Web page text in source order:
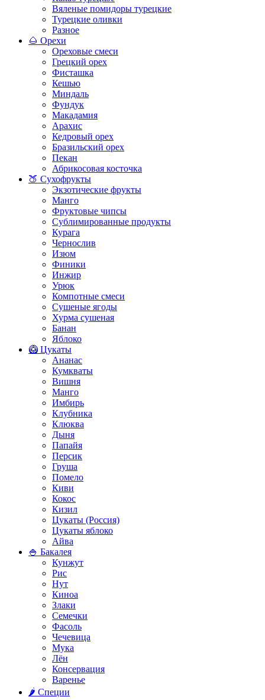
Вяленые помидоры турецкие
Турецкие оливки
Разное
🌰 Орехи
Ореховые смеси
Грецкий орех
Фисташка
Кешью
Миндаль
Фундук
Макадамия
Арахис
Кедровый орех
Бразильский орех
Пекан
Абрикосовая косточка
🍑 Сухофрукты
Экзотические фрукты
Манго
Фруктовые чипсы
Сублимированные продукты
Курага
Чернослив
Изюм
Финики
Инжир
Урюк
Компотные смеси
Сушеные ягоды
Хурма сушеная
Банан
Яблоко
🥝 Цукаты
Ананас
Кумкваты
Вишня
Манго
Имбирь
Клубника
Клюква
Дыня
Папайя
Персик
Груша
Помело
Киви
Кокос
Кизил
Цукаты (Россия)
Цукаты яблоко
Айва
🍚 Бакалея
Кунжут
Рис
Нут
Киноа
Злаки
Семечки
Фасоль
Чечевица
Мука
Лён
Консервация
Варенье
🌶️ Специи